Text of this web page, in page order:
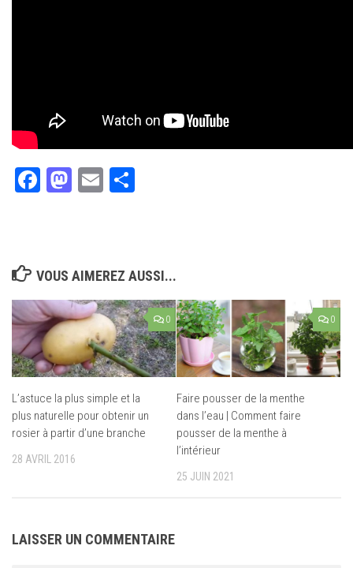
Facebook
Mastodon
Email
VOUS AIMEREZ AUSSI...
0
L’astuce la plus simple et la
plus naturelle pour obtenir un
rosier à partir d’une branche
28 AVRIL 2016
0
Faire pousser de la menthe
dans l’eau | Comment faire
pousser de la menthe à
l’intérieur
25 JUIN 2021
LAISSER UN COMMENTAIRE